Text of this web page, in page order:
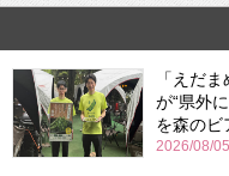
「えだ
が“県外
を森のビ
2026/08/